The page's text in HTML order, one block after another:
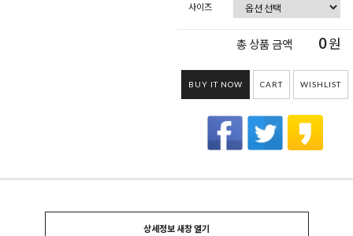
사이즈
총 상품 금액 0원
BUY IT NOW CART WISHLIST
상세정보 새창 열기